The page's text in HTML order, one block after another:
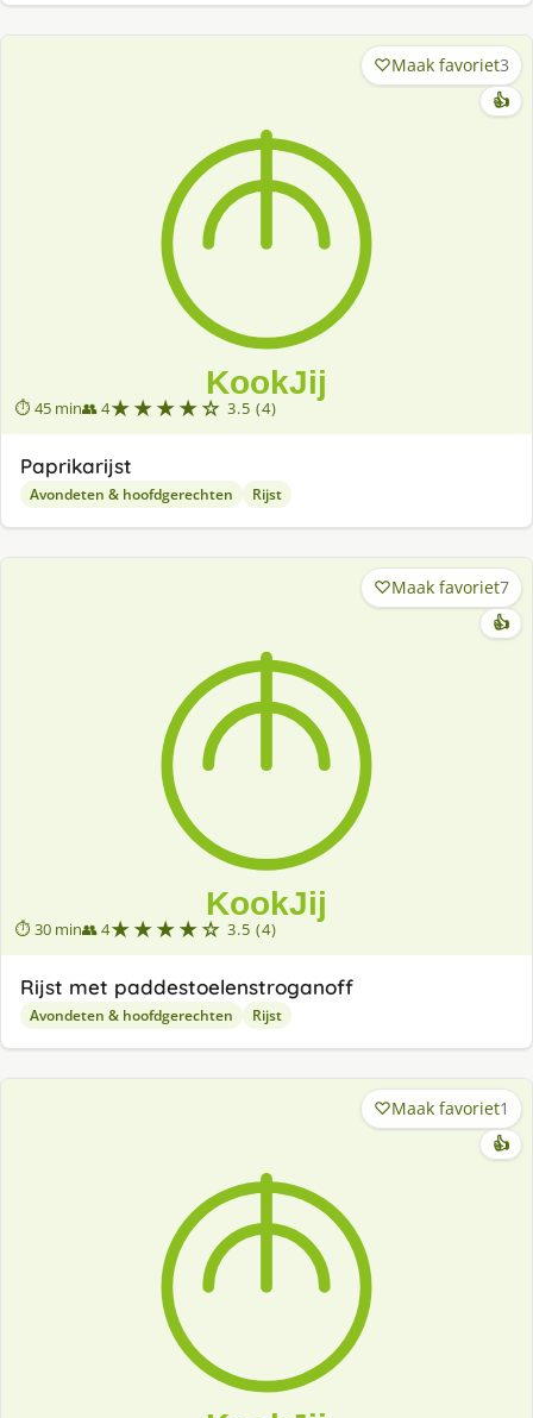
⏱ 45 min👥 4★★★★☆ 3.5 (4)
Maak favoriet3
👍
Paprikarijst
Avondeten & hoofdgerechten Rijst
⏱ 30 min👥 4★★★★☆ 3.5 (4)
Maak favoriet7
👍
Rijst met paddestoelenstroganoff
Avondeten & hoofdgerechten Rijst
Maak favoriet1
👍